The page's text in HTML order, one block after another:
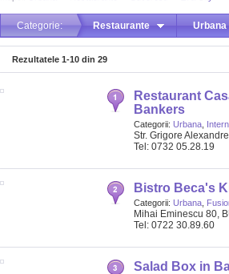
Categorie: Restaurante Urbana
Rezultatele 1-10 din 29
Restaurant
Bankers
Categorii: Urbana
Str. Grigore
Tel: 0732 05.28.19
Bistro Beca's
Categorii: Urbana
Mihai Eminescu 80,
Tel: 0722 30.89.60
Salad Box in